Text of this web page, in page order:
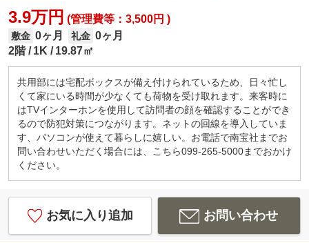
3.9万円 (管理費等：3,500円 )
敷金 0ヶ月 礼金 0ヶ月
2階
1K 19.87㎡
共用部には宅配ボックスが備え付けられているため、日々忙し
くて家にいる時間が少なくても荷物を受け取れます。来客時に
はTVインターホンを使用して訪問者の顔を確認することができ
るので防犯対策につながります。ネットの回線を導入していま
す、パソコンが使えて暮らしに嬉しい。お電話で南宝社までお
問い合わせいただく場合には、こちら099-265-5000までおかけ
ください。
お気に入り追加 お問い合わせ